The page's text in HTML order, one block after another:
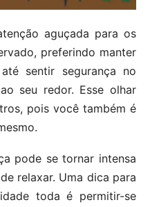
aguçada para os
preferindo manter
sentir segurança no
seu redor. Esse olhar
pois você também é
pode se tornar intensa
relaxar. Uma dica para
toda é permitir-se